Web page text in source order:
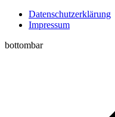
Datenschutzerklärung
Impressum
bottombar